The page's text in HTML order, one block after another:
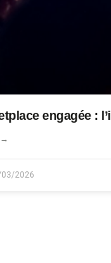
engagée :
→
2026